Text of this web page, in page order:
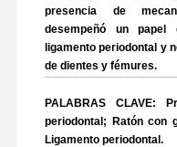
presencia de
desempeñó un papel
ligamento periodontal y
de dientes y fémures.
PALABRAS CLAVE:
periodontal; Ratón con
Ligamento periodontal.